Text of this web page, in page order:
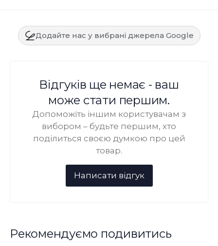
Додайте нас у вибрані джерела Google
Відгуків ще немає - ваш
може стати першим.
Допоможіть іншим користувачам з
вибором – будьте першим, хто
поділиться своєю думкою про цей
товар.
Рекомендуємо подивитись